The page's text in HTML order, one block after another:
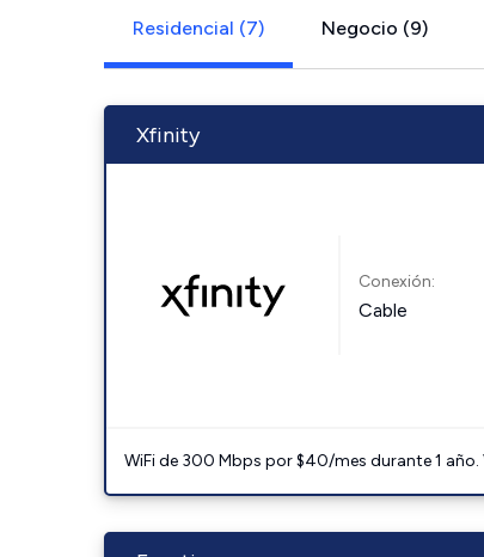
Residencial (7) Negocio (9)
Xfinity
Conexión:
Cable
WiFi de 300 Mbps por $40/mes durante 1